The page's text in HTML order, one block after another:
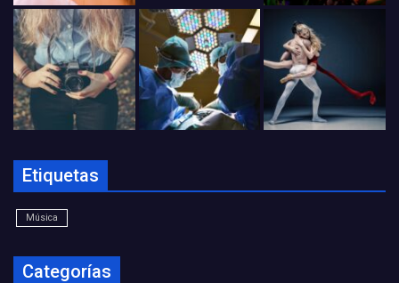
Etiquetas
Música
Categorías